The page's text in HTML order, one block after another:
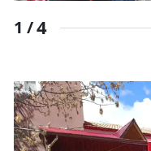
1 /4